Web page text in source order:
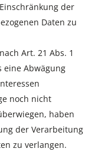
der
Daten zu
Art. 21 Abs. 1
eine Abwägung
noch nicht
haben
der Verarbeitung
zu verlangen.